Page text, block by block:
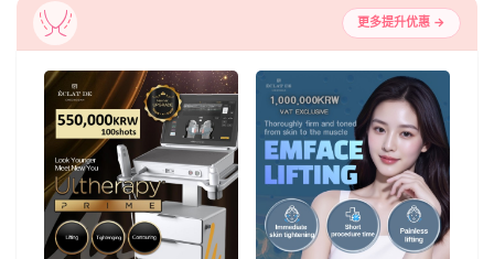
更多提升优惠 →